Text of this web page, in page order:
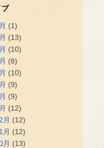
ブ
(1)
(13)
(10)
(8)
(10)
(9)
(9)
(12)
月 (12)
月 (12)
月 (13)